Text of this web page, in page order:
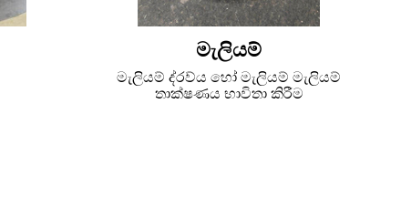
මැලියම්
මැලියම් ද්රව්ය හෝ මැලියම් මැලියම්
තාක්ෂණය භාවිතා කිරීම